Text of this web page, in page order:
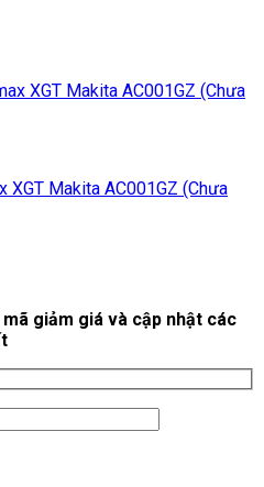
XGT Makita AC001GZ (Chưa
giảm giá và cập nhật các